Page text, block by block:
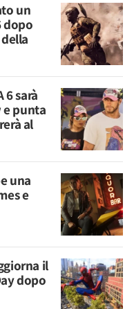
un
dopo
6 sarà
e punta
al
una
e
il
dopo